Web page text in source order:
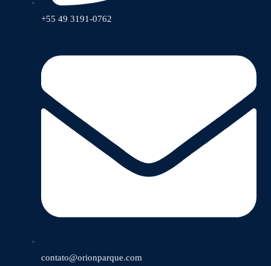
+55 49 3191-0762
contato@orionparque.com